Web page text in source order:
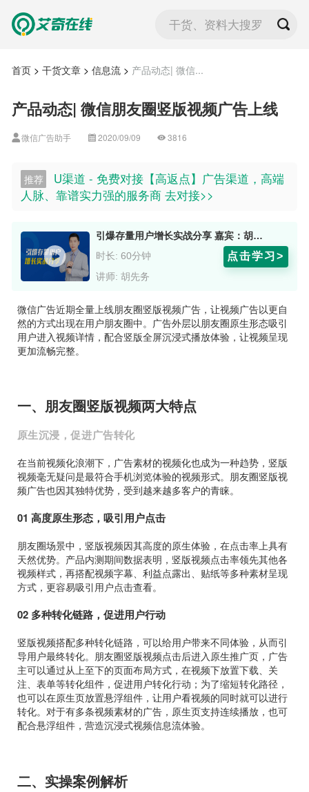
干货、资料大搜罗
首页> 干货文章> 信息流> 产品动态| 微信...
产品动态| 微信朋友圈竖版视频广告上线
微信广告助手 2020/09/09 3816
推荐
U渠道 - 免费对接【高返点】广告渠道，高端
人脉、靠谱实力强的服务商 去对接>>
引爆存量用户增长实战分享 嘉宾：胡先务
时长: 60分钟
讲师: 胡先务
点击学习>
微信广告近期全量上线朋友圈竖版视频广告，让视频广告以更自
然的方式出现在用户朋友圈中。广告外层以朋友圈原生形态吸引
用户进入视频详情，配合竖版全屏沉浸式播放体验，让视频呈现
更加流畅完整。
一、朋友圈竖版视频两大特点
原生沉浸，促进广告转化
在当前视频化浪潮下，广告素材的视频化也成为一种趋势，竖版
视频毫无疑问是最符合手机浏览体验的视频形式。朋友圈竖版视
频广告也因其独特优势，受到越来越多客户的青睐。
01 高度原生形态，吸引用户点击
朋友圈场景中，竖版视频因其高度的原生体验，在点击率上具有
天然优势。产品内测期间数据表明，竖版视频点击率领先其他各
视频样式，再搭配视频字幕、利益点露出、贴纸等多种素材呈现
方式，更容易吸引用户点击查看。
02 多种转化链路，促进用户行动
竖版视频搭配多种转化链路，可以给用户带来不同体验，从而引
导用户最终转化。朋友圈竖版视频点击后进入原生推广页，广告
主可以通过从上至下的页面布局方式，在视频下放置下载、关
注、表单等转化组件，促进用户转化行动；为了缩短转化路径，
也可以在原生页放置悬浮组件，让用户看视频的同时就可以进行
转化。对于有多条视频素材的广告，原生页支持连续播放，也可
配合悬浮组件，营造沉浸式视频信息流体验。
二、实操案例解析